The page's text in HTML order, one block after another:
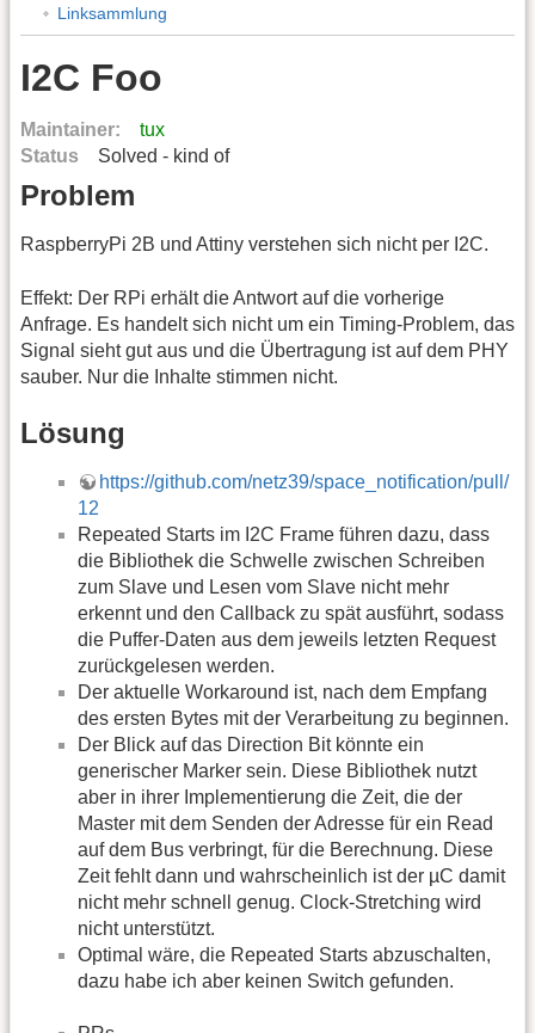
Linksammlung
I2C Foo
Maintainer:
tux
Status
Solved - kind of
Problem
RaspberryPi 2B und Attiny verstehen sich nicht per I2C.
Effekt: Der RPi erhält die Antwort auf die vorherige
Anfrage. Es handelt sich nicht um ein Timing-Problem, das
Signal sieht gut aus und die Übertragung ist auf dem PHY
sauber. Nur die Inhalte stimmen nicht.
Lösung
https://github.com/netz39/space_notification/pull/
12
Repeated Starts im I2C Frame führen dazu, dass
die Bibliothek die Schwelle zwischen Schreiben
zum Slave und Lesen vom Slave nicht mehr
erkennt und den Callback zu spät ausführt, sodass
die Puffer-Daten aus dem jeweils letzten Request
zurückgelesen werden.
Der aktuelle Workaround ist, nach dem Empfang
des ersten Bytes mit der Verarbeitung zu beginnen.
Der Blick auf das Direction Bit könnte ein
generischer Marker sein. Diese Bibliothek nutzt
aber in ihrer Implementierung die Zeit, die der
Master mit dem Senden der Adresse für ein Read
auf dem Bus verbringt, für die Berechnung. Diese
Zeit fehlt dann und wahrscheinlich ist der µC damit
nicht mehr schnell genug. Clock-Stretching wird
nicht unterstützt.
Optimal wäre, die Repeated Starts abzuschalten,
dazu habe ich aber keinen Switch gefunden.